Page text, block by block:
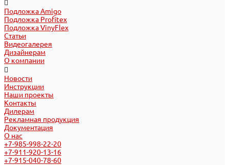
Подложка Amigo
Подложка Profitex
Подложка VinyFlex
Статьи
Видеогалерея
Дизайнерам
О компании
Новости
Инструкции
Наши проекты
Контакты
Дилерам
Рекламная продукция
Документация
О нас
+7-985-998-22-20
+7-911-920-13-16
+7-915-040-78-60